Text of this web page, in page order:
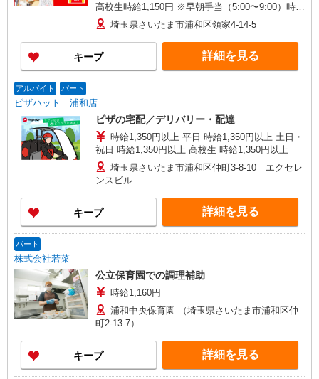
高校生時給1,150円 ※早朝手当（5:00〜9:00）時給
＋150円
埼玉県さいたま市浦和区領家4-14-5
キープ 詳細を見る
アルバイト パート
ピザハット 浦和店
ピザの宅配／デリバリー・配達
時給1,350円以上 平日 時給1,350円以上 土日・
祝日 時給1,350円以上 高校生 時給1,350円以上
埼玉県さいたま市浦和区仲町3-8-10 エクセレ
ンスビル
キープ 詳細を見る
パート
株式会社若菜
公立保育園での調理補助
時給1,160円
浦和中央保育園 （埼玉県さいたま市浦和区仲
町2-13-7）
キープ 詳細を見る